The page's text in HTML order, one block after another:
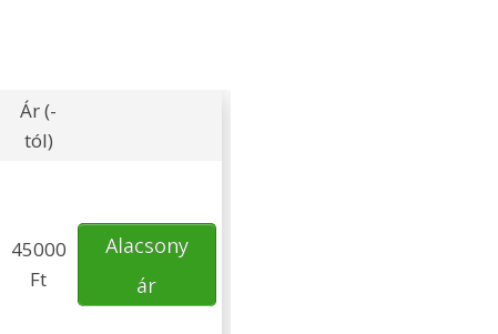
Ár (-
tól)
45000
Ft
Alacsony
ár